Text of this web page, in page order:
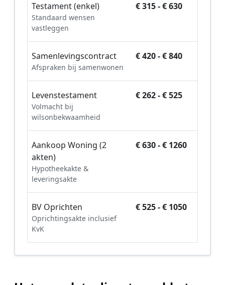
Testament (enkel)
Standaard wensen
vastleggen
€ 315 - € 630
Samenlevingscontract
Afspraken bij samenwonen
€ 420 - € 840
Levenstestament
Volmacht bij
wilsonbekwaamheid
€ 262 - € 525
Aankoop Woning (2
akten)
Hypotheekakte &
leveringsakte
€ 630 - € 1260
BV Oprichten
Oprichtingsakte inclusief
KvK
€ 525 - € 1050